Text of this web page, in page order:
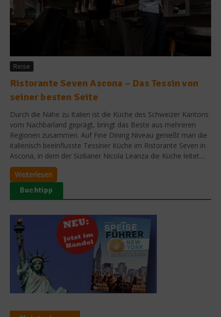
Reise
Ristorante Seven Ascona – Das Tessin von
seiner besten Seite
Durch die Nähe zu Italien ist die Küche des Schweizer Kantons
vom Nachbarland geprägt, bringt das Beste aus mehreren
Regionen zusammen. Auf Fine Dining Niveau genießt man die
italienisch beeinflusste Tessiner Küche im Ristorante Seven in
Ascona, in dem der Sizilianer Nicola Leanza die Küche leitet....
Weiterlesen
Buchtipp